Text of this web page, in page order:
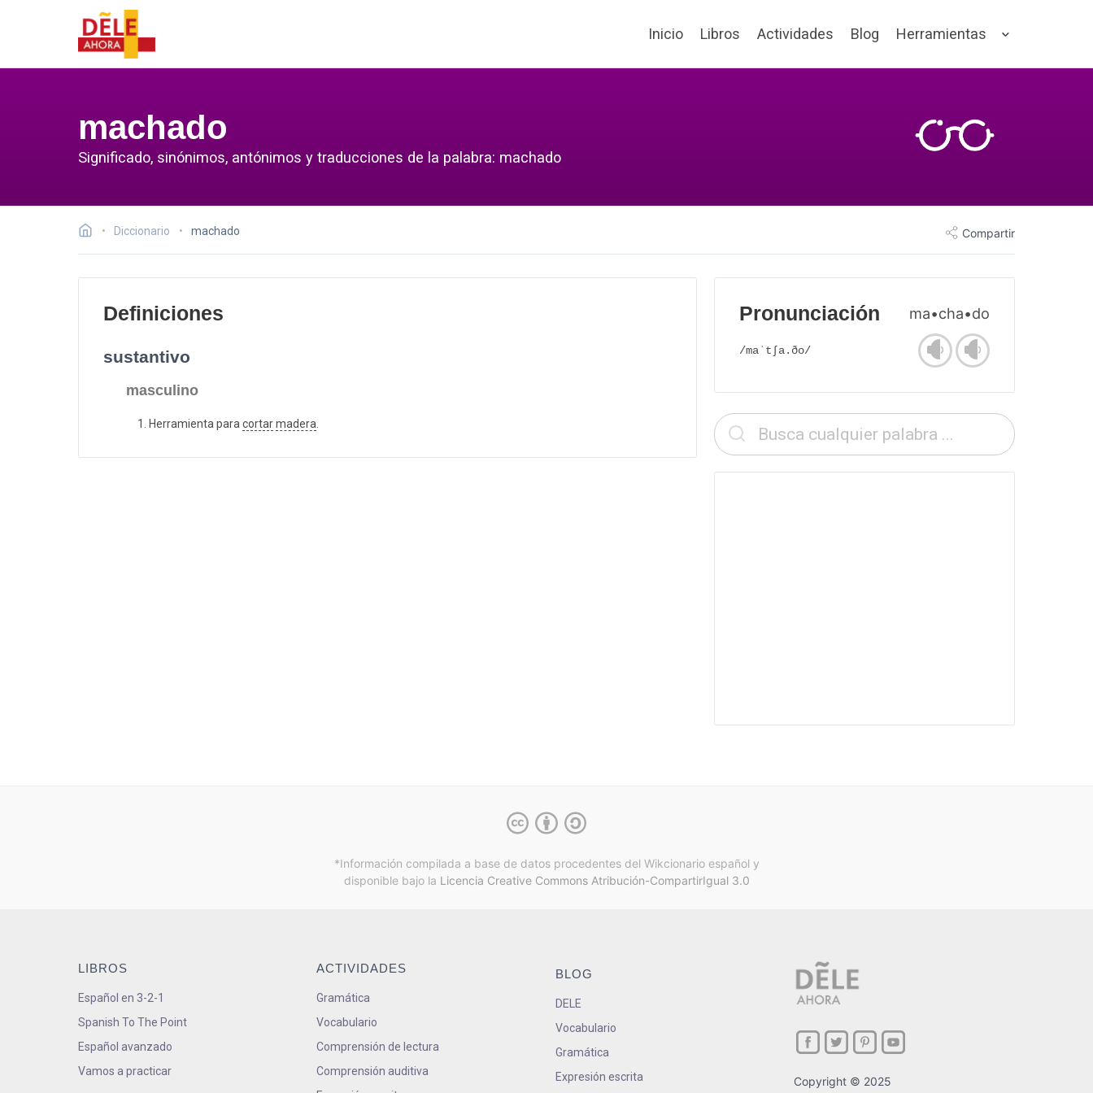
Inicio Libros Actividades Blog Herramientas
machado
Significado, sinónimos, antónimos y traducciones de la palabra: machado
Diccionario machado Compartir
Definiciones
sustantivo
masculino
Herramienta paracortarmadera.
Pronunciación ma•cha•do
/maˈtʃa.ðo/
*Información compilada a base de datos procedentes del Wikcionario español y
disponible bajo la Licencia Creative Commons Atribución-CompartirIgual 3.0
LIBROS
Español en 3-2-1
Spanish To The Point
Español avanzado
Vamos a practicar
ACTIVIDADES
Gramática
Vocabulario
Comprensión de lectura
Comprensión auditiva
BLOG
DELE
Vocabulario
Gramática
Expresión escrita
Copyright © 2025